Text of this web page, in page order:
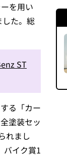
を用い
た。総
ST
る「カー
塗装セッ
れまし
バイク賞1